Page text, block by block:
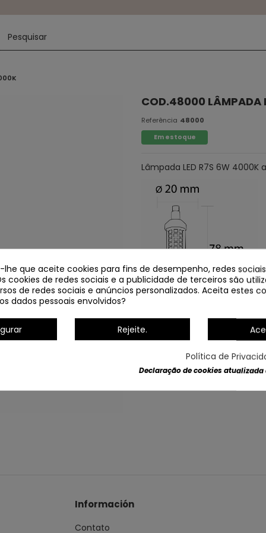
COD.48000 LÂMPADA
Referência 48000
Em estoque
Lâmpada LED R7S 6W
Dados do produto
Información
Contato
lhe que aceite cookies para fins de desempenho, redes
cookies de redes sociais e a publicidade de terceiros são
de redes sociais e anúncios personalizados. Aceita estes
dados pessoais envolvidos?
Rejeite.
Política de
Declaração de cookies atualizada